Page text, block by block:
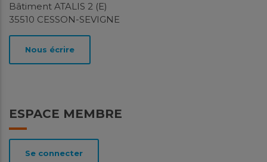
ESPACE MEMBRE
Se connecter
Bâtiment ATALIS 2 (E)
35510 CESSON-SEVIGNE
Nous écrire